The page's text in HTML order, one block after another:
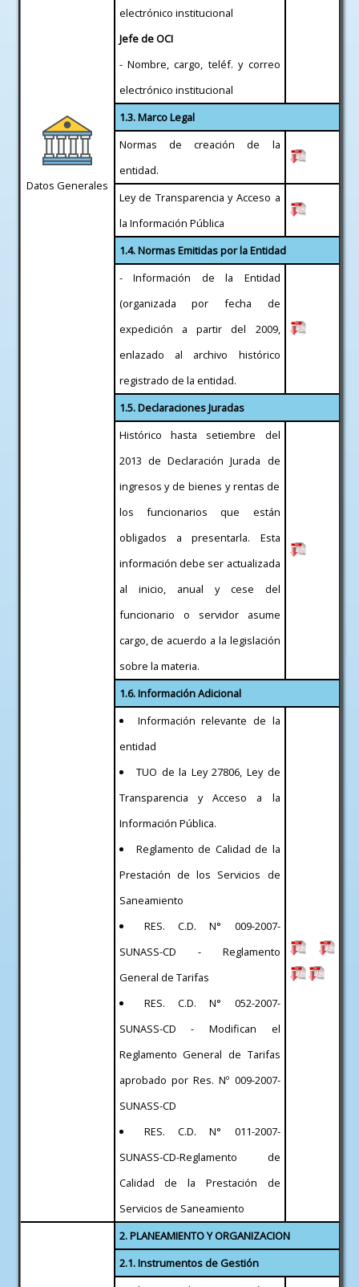
Datos Generales
electrónico institucional
Jefe de OCI
- Nombre, cargo, teléf. y correo
electrónico institucional
1.3. Marco Legal
Normas de creación de la
entidad.
Ley de Transparencia y Acceso a
la Información Pública
1.4. Normas Emitidas por la Entidad
- Información de la Entidad
(organizada por fecha de
expedición a partir del 2009,
enlazado al archivo histórico
registrado de la entidad.
1.5. Declaraciones Juradas
Histórico hasta setiembre del
2013 de Declaración Jurada de
ingresos y de bienes y rentas de
los funcionarios que están
obligados a presentarla. Esta
información debe ser actualizada
al inicio, anual y cese del
funcionario o servidor asume
cargo, de acuerdo a la legislación
sobre la materia.
1.6. Información Adicional
Información relevante de la
entidad
TUO de la Ley 27806, Ley de
Transparencia y Acceso a la
Información Pública.
Reglamento de Calidad de la
Prestación de los Servicios de
Saneamiento
RES. C.D. N° 009-2007-
SUNASS-CD - Reglamento
General de Tarifas
RES. C.D. N° 052-2007-
SUNASS-CD - Modifican el
Reglamento General de Tarifas
aprobado por Res. Nº 009-2007-
SUNASS-CD
RES. C.D. N° 011-2007-
SUNASS-CD-Reglamento de
Calidad de la Prestación de
Servicios de Saneamiento
2. PLANEAMIENTO Y ORGANIZACION
2.1. Instrumentos de Gestión